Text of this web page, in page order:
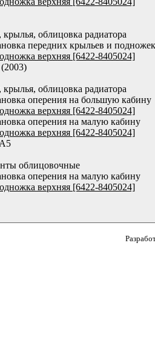
крылья, облицовка радиатора
передних крыльев и подножек
верхняя [6422-8405024]
крылья, облицовка радиатора
оперения на большую кабину
верхняя [6422-8405024]
оперения на малую кабину
верхняя [6422-8405024]
облицовочные
оперения на малую кабину
верхняя [6422-8405024]